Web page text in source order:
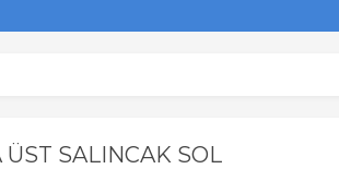
ÜST SALINCAK SOL